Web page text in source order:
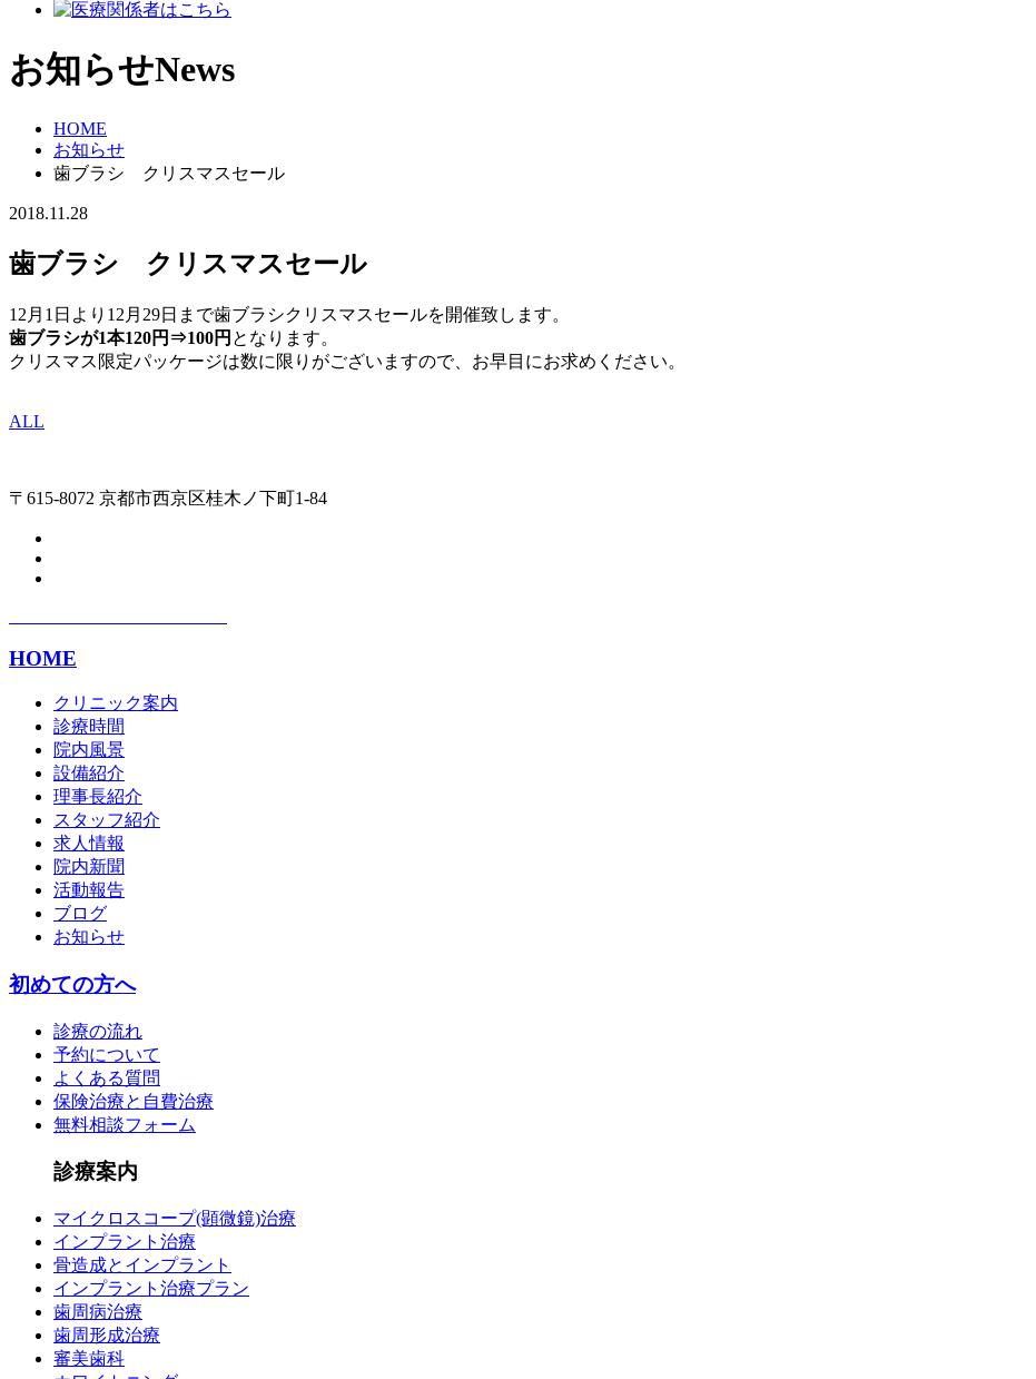
お知らせNews
HOME
お知らせ
歯ブラシ クリスマスセール
2018.11.28
歯ブラシ クリスマスセール
12月1日より12月29日まで歯ブラシクリスマスセールを開催致します。
歯ブラシが1本120円⇒100円 となります。
クリスマス限定パッケージは数に限りがございますので、お早目にお求めください。
ALL
〒615-8072 京都市西京区桂木ノ下町1-84
HOME
クリニック案内
診療時間
院内風景
設備紹介
理事長紹介
スタッフ紹介
求人情報
院内新聞
活動報告
ブログ
お知らせ
初めての方へ
診療の流れ
予約について
よくある質問
保険治療と自費治療
無料相談フォーム
診療案内
マイクロスコープ(顕微鏡)治療
インプラント治療
骨造成とインプラント
インプラント治療プラン
歯周病治療
歯周形成治療
審美歯科